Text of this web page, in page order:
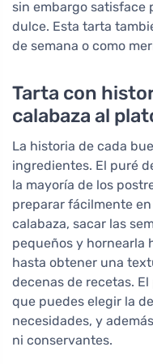
sin embargo satisface
dulce. Esta tarta
de semana o como
Tarta con
calabaza al
La historia de cada
ingredientes. El puré
la mayoría de los
preparar fácilmente
calabaza, sacar las
pequeños y hornearla
hasta obtener una
decenas de recetas.
que puedes elegir la
necesidades, y
ni conservantes.